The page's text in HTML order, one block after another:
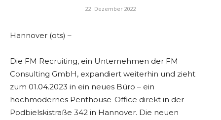
22. Dezember 2022
Hannover (ots) –
Die FM Recruiting, ein Unternehmen der FM
Consulting GmbH, expandiert weiterhin und zieht
zum 01.04.2023 in ein neues Büro – ein
hochmodernes Penthouse-Office direkt in der
Podbielskistraße 342 in Hannover. Die neuen